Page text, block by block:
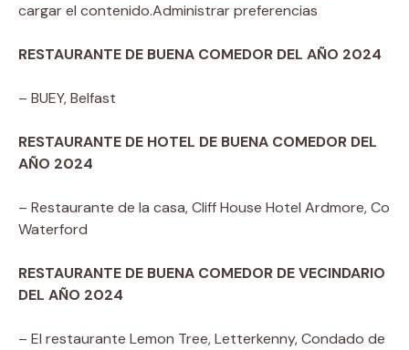
cargar el contenido.Administrar preferencias
RESTAURANTE DE BUENA COMEDOR DEL AÑO 2024
– BUEY, Belfast
RESTAURANTE DE HOTEL DE BUENA COMEDOR DEL
AÑO 2024
– Restaurante de la casa, Cliff House Hotel Ardmore, Co
Waterford
RESTAURANTE DE BUENA COMEDOR DE VECINDARIO
DEL AÑO 2024
– El restaurante Lemon Tree, Letterkenny, Condado de